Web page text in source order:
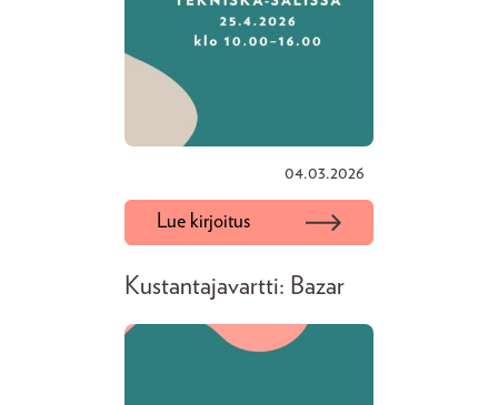
04.03.2026
Lue kirjoitus
Kustantajavartti: Bazar